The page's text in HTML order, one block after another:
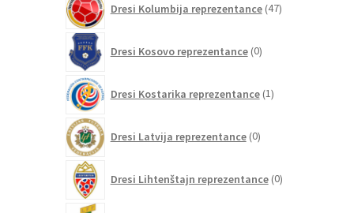
Dresi Kolumbija reprezentance 47izdelkov
Dresi Kosovo reprezentance 0izdelkov
Dresi Kostarika reprezentance 1izdelek
Dresi Latvija reprezentance 0izdelkov
Dresi Lihtenštajn reprezentance 0izdelkov